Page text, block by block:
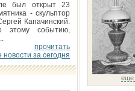
был открыт 23
- скульптор
Капачинский.
этому событию,
прочитать
новости за сегодня
еще